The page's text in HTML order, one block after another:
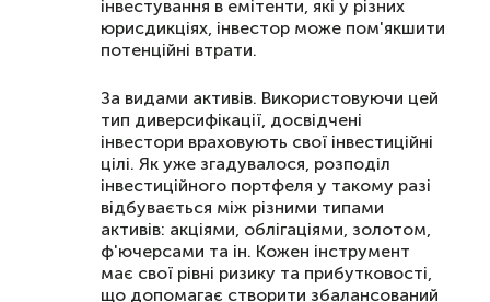
інвестування в емітенти, які у різних
юрисдикціях, інвестор може пом'якшити
потенційні втрати.
За видами активів. Використовуючи цей
тип диверсифікації, досвідчені
інвестори враховують свої інвестиційні
цілі. Як уже згадувалося, розподіл
інвестиційного портфеля у такому разі
відбувається між різними типами
активів: акціями, облігаціями, золотом,
ф'ючерсами та ін. Кожен інструмент
має свої рівні ризику та прибутковості,
що допомагає створити збалансований